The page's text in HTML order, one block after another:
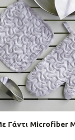
Γάντι Microfiber